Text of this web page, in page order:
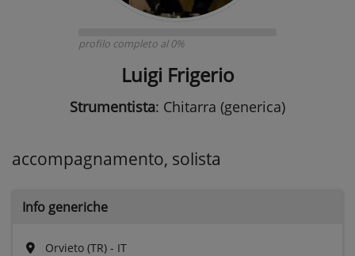
profilo completo al 0%
Luigi Frigerio
Strumentista: Chitarra (generica)
accompagnamento, solista
Info generiche
Orvieto (TR) - IT